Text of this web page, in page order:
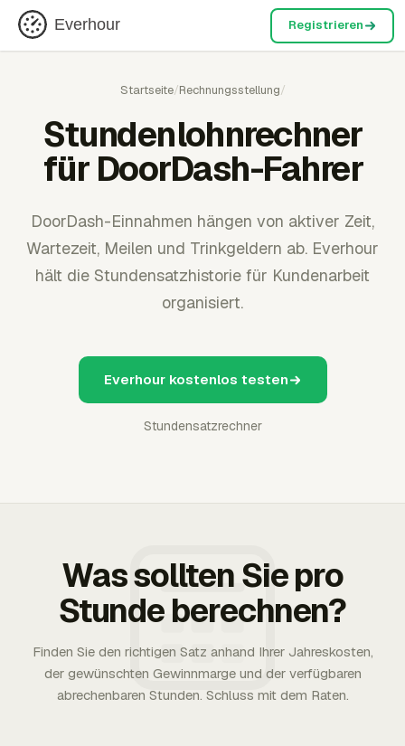
Everhour Registrieren
Startseite/Rechnungsstellung/
Stundenlohnrechner
für DoorDash-Fahrer
DoorDash-Einnahmen hängen von aktiver Zeit,
Wartezeit, Meilen und Trinkgeldern ab. Everhour
hält die Stundensatzhistorie für Kundenarbeit
organisiert.
Everhour kostenlos testen
Stundensatzrechner
Was sollten Sie pro
Stunde berechnen?
Finden Sie den richtigen Satz anhand Ihrer Jahreskosten,
der gewünschten Gewinnmarge und der verfügbaren
abrechenbaren Stunden. Schluss mit dem Raten.